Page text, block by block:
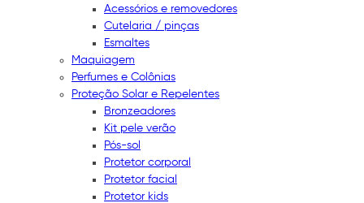
Acessórios e removedores
Cutelaria / pinças
Esmaltes
Maquiagem
Perfumes e Colônias
Proteção Solar e Repelentes
Bronzeadores
Kit pele verão
Pós-sol
Protetor corporal
Protetor facial
Protetor kids